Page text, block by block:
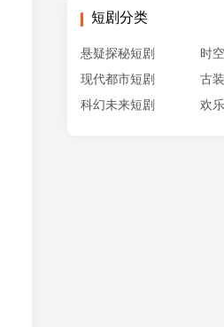
短剧分类
悬疑探秘短剧
时
现代都市短剧
古
科幻未来短剧
欢